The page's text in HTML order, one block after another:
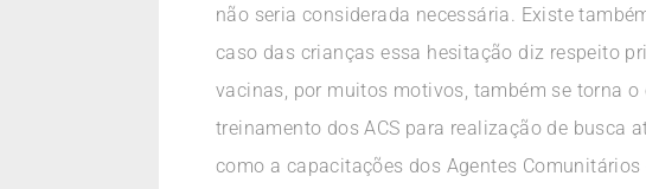
não seria considerada necessária. Existe
caso das crianças essa hesitação diz respeito
vacinas, por muitos motivos, também se torna
treinamento dos ACS para realização de busca
como a capacitações dos Agentes